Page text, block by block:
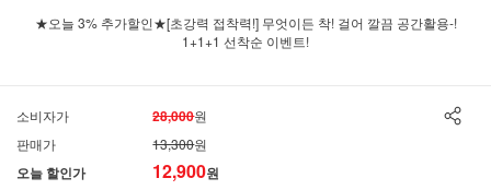
★오늘 3% 추가할인★[초강력 접착력!] 무엇이든 착! 걸어 깔끔 공간활용-!
1+1+1 선착순 이벤트!
소비자가 28,000원
판매가
13,300원
오늘 할인가 12,900원